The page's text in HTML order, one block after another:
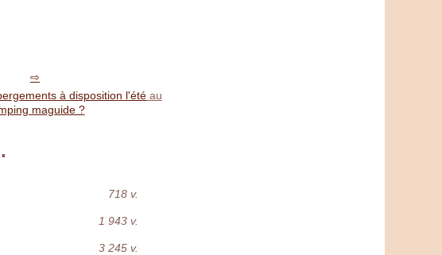
à disposition l'été au
maguide ?
718 v.
1 943 v.
3 245 v.